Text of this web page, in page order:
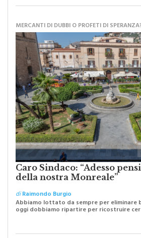
Caro Sindaco: “Adesso
della nostra Monreale”
diRaimondo Burgio
Abbiamo lottato da sempre per eliminare
oggi dobbiamo ripartire per ricostruire